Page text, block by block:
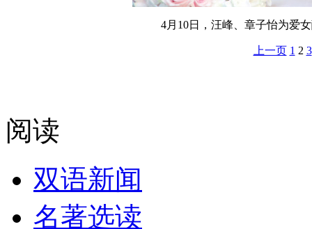
4月10日，汪峰、章子怡为爱
上一页 1 2 3
阅读
双语新闻
名著选读